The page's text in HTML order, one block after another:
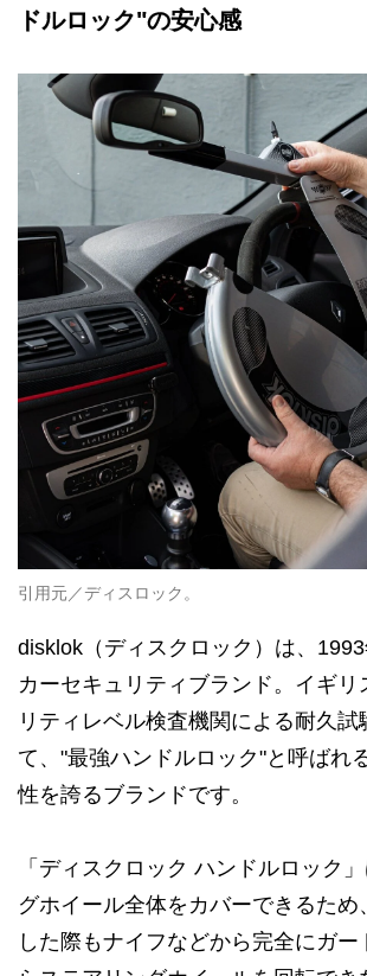
ドルロック"の安心感
引用元／ディスロック。
disklok（ディスクロック）は、
カーセキュリティブランド。イギリ
リティレベル検査機関による耐久試
て、"最強ハンドルロック"と呼ばれ
性を誇るブランドです。
「ディスクロック ハンドルロック
グホイール全体をカバーできるため
した際もナイフなどから完全にガー